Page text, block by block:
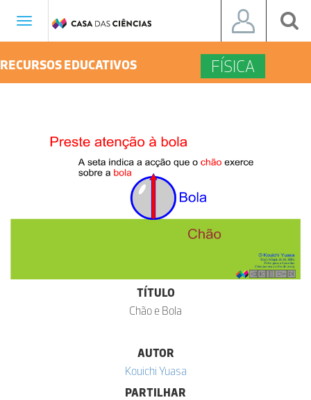
Toggle
RECURSOS EDUCATIVOS FÍSICA
TÍTULO
Chão e Bola
AUTOR
Kouichi Yuasa
PARTILHAR